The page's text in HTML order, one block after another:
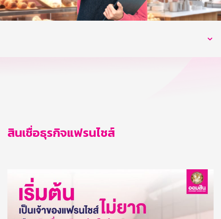
บริการออนไลน์
สินเชื่อธุรกิจแฟรนไชส์